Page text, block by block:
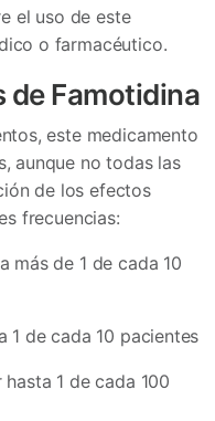
el uso de este
o farmacéutico.
de Famotidina
este medicamento
aunque no todas las
de los efectos
frecuencias:
más de 1 de cada 10
1 de cada 10 pacientes
1 de cada 100